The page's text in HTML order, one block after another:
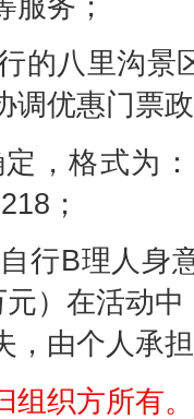
的八里沟景
调优惠门票
，格式为
；
行B理人身
）在活动
，由个人承
组织方所有